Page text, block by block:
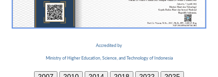
Accredited by
Ministry of Higher Education, Science, and Technology of Indonesia